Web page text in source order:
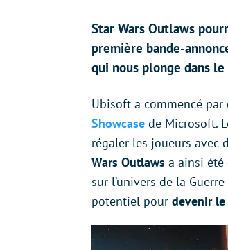
Star Wars Outlaws
première bande-
qui nous plonge dans
Ubisoft a commencé par
Showcase de Microsoft.
régaler les joueurs avec
Wars Outlaws a ainsi
sur l’univers de la
potentiel pour devenir